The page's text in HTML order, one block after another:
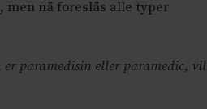
nå foreslås alle typer
paramedisin eller paramedic, vil